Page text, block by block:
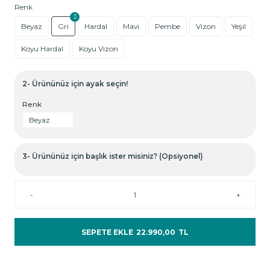
Renk
Beyaz Gri Hardal Mavi Pembe Vizon Yeşil
Koyu Hardal Koyu Vizon
2- Ürününüz için ayak seçin!
Renk
Beyaz
3- Ürününüz için başlık ister misiniz? (Opsiyonel)
- +
SEPETE EKLE 22.990,00 TL